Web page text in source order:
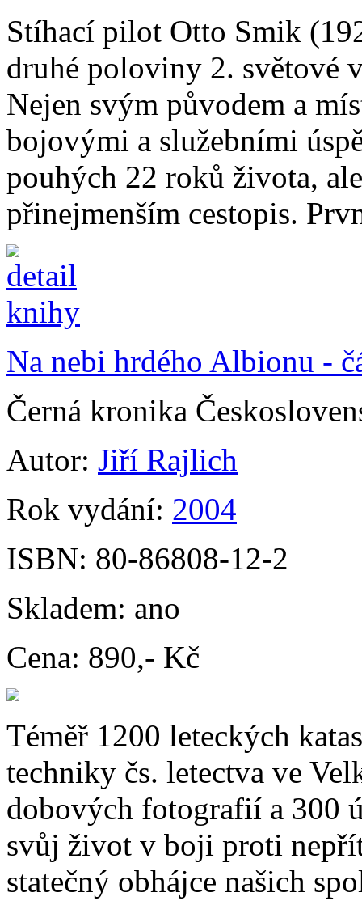
Stíhací pilot Otto Smik
druhé poloviny 2. světové
Nejen svým původem a
bojovými a služebními
pouhých 22 roků života,
přinejmenším cestopis.
Na nebi hrdého Albionu -
Černá kronika
Autor: Jiří Rajlich
Rok vydání: 2004
ISBN: 80-86808-12-2
Skladem: ano
Cena: 890,- Kč
Téměř 1200 leteckých
techniky čs. letectva ve
dobových fotografií a 300
svůj život v boji proti
statečný obhájce našich